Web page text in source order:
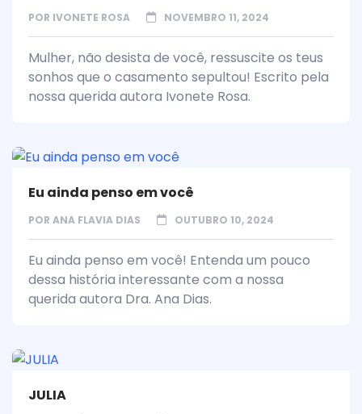
POR IVONETE ROSA NOVEMBRO 11, 2024
Mulher, não desista de você, ressuscite os teus
sonhos que o casamento sepultou! Escrito pela
nossa querida autora Ivonete Rosa.
Eu ainda penso em você
POR ANA FLAVIA DIAS OUTUBRO 10, 2024
Eu ainda penso em você! Entenda um pouco
dessa história interessante com a nossa
querida autora Dra. Ana Dias.
JULIA